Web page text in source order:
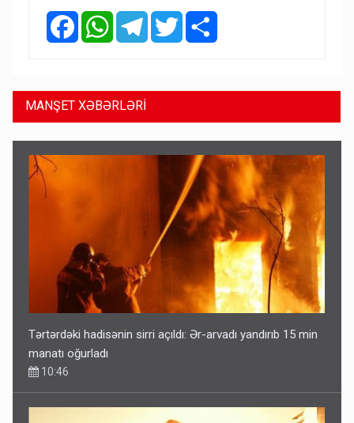
FacebookWhatsAppTelegramTwitter
MANŞET XƏBƏRLƏRİ
Tərtərdəki hadisənin sirri açıldı: Ər-arvadı yandırıb 15 min
manatı oğurladı
10:46